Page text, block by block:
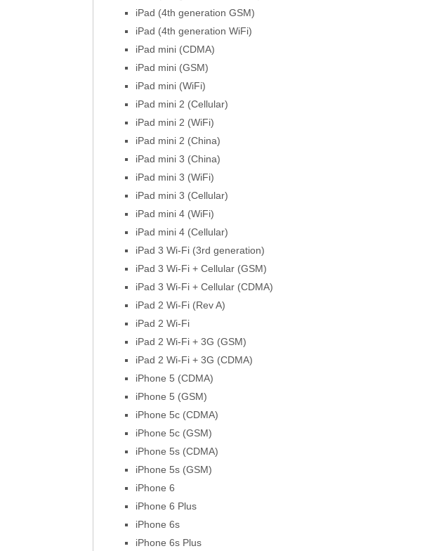
iPad (4th generation GSM)
iPad (4th generation WiFi)
iPad mini (CDMA)
iPad mini (GSM)
iPad mini (WiFi)
iPad mini 2 (Cellular)
iPad mini 2 (WiFi)
iPad mini 2 (China)
iPad mini 3 (China)
iPad mini 3 (WiFi)
iPad mini 3 (Cellular)
iPad mini 4 (WiFi)
iPad mini 4 (Cellular)
iPad 3 Wi-Fi (3rd generation)
iPad 3 Wi-Fi + Cellular (GSM)
iPad 3 Wi-Fi + Cellular (CDMA)
iPad 2 Wi-Fi (Rev A)
iPad 2 Wi-Fi
iPad 2 Wi-Fi + 3G (GSM)
iPad 2 Wi-Fi + 3G (CDMA)
iPhone 5 (CDMA)
iPhone 5 (GSM)
iPhone 5c (CDMA)
iPhone 5c (GSM)
iPhone 5s (CDMA)
iPhone 5s (GSM)
iPhone 6
iPhone 6 Plus
iPhone 6s
iPhone 6s Plus